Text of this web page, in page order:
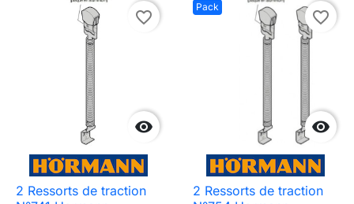

favorite_border
2 Ressorts de traction
Pack

favorite_border
2 Ressorts de traction